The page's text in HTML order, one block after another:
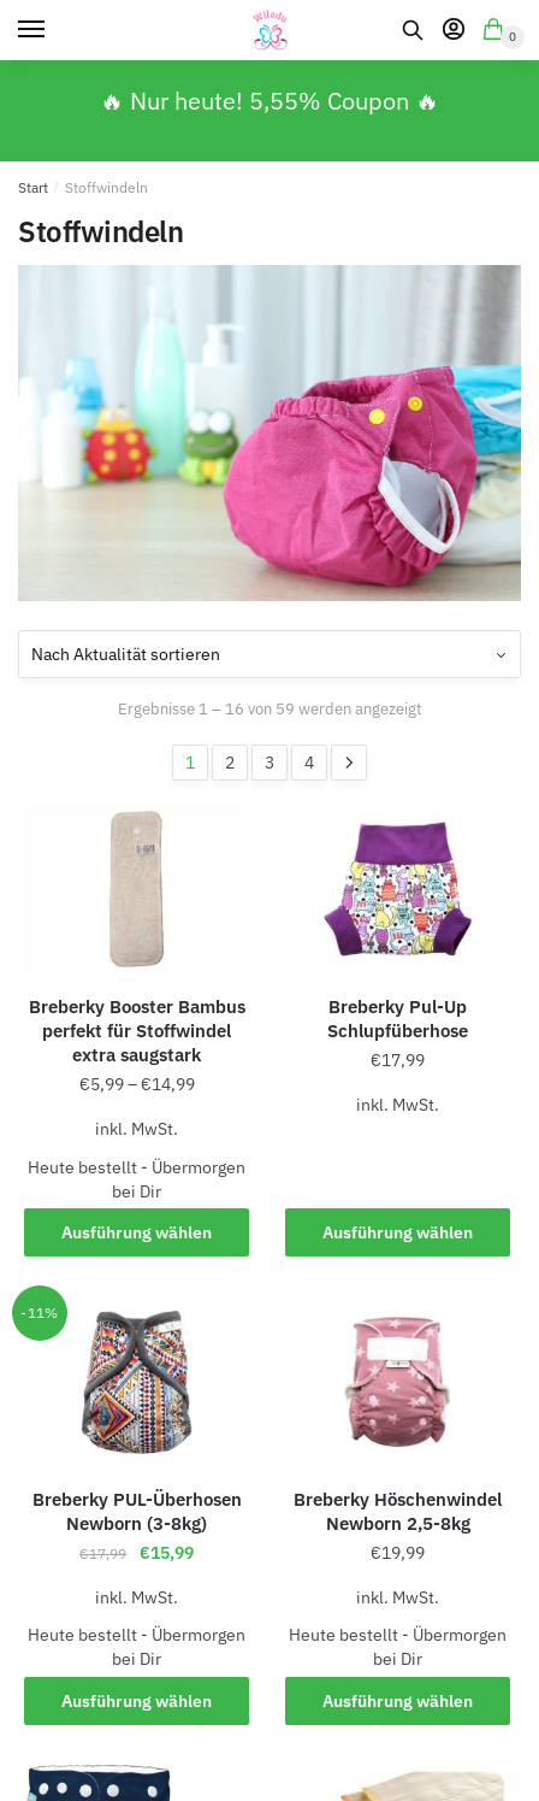
0
🔥 Nur heute! 5,55% Coupon 🔥
Start / Stoffwindeln
Stoffwindeln
Ergebnisse 1 – 16 von 59 werden angezeigt
1 2 3 4
Breberky Booster Bambus
perfekt für Stoffwindel
extra saugstark
€5,99–€14,99
inkl. MwSt.
Heute bestellt - Übermorgen
bei Dir
Ausführung wählen
Breberky Pul-Up
Schlupfüberhose
€17,99
inkl. MwSt.
Ausführung wählen
-11%
Breberky PUL-Überhosen
Newborn (3-8kg)
€17,99 €15,99
inkl. MwSt.
Heute bestellt - Übermorgen
bei Dir
Ausführung wählen
Breberky Höschenwindel
Newborn 2,5-8kg
€19,99
inkl. MwSt.
Heute bestellt - Übermorgen
bei Dir
Ausführung wählen